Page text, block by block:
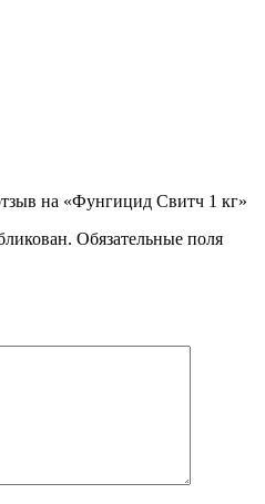
на «Фунгицид Свитч 1 кг»
Обязательные поля